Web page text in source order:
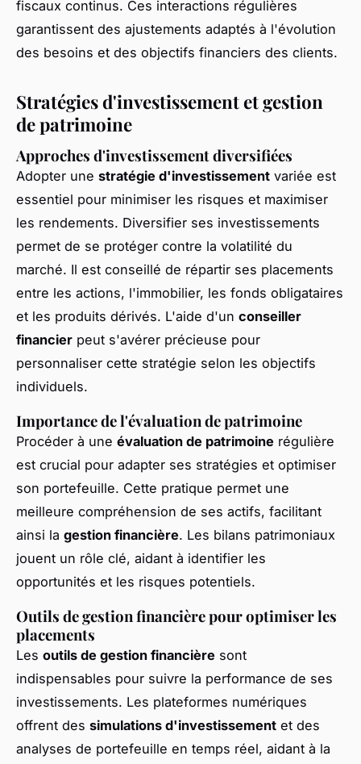
fiscaux continus. Ces interactions régulières
garantissent des ajustements adaptés à l'évolution
des besoins et des objectifs financiers des clients.
Stratégies d'investissement et gestion
de patrimoine
Approches d'investissement diversifiées
Adopter une stratégie d'investissement variée est
essentiel pour minimiser les risques et maximiser
les rendements. Diversifier ses investissements
permet de se protéger contre la volatilité du
marché. Il est conseillé de répartir ses placements
entre les actions, l'immobilier, les fonds obligataires
et les produits dérivés. L'aide d'un conseiller
financier peut s'avérer précieuse pour
personnaliser cette stratégie selon les objectifs
individuels.
Importance de l'évaluation de patrimoine
Procéder à une évaluation de patrimoine régulière
est crucial pour adapter ses stratégies et optimiser
son portefeuille. Cette pratique permet une
meilleure compréhension de ses actifs, facilitant
ainsi la gestion financière. Les bilans patrimoniaux
jouent un rôle clé, aidant à identifier les
opportunités et les risques potentiels.
Outils de gestion financière pour optimiser les
placements
Les outils de gestion financière sont
indispensables pour suivre la performance de ses
investissements. Les plateformes numériques
offrent des simulations d'investissement et des
analyses de portefeuille en temps réel, aidant à la